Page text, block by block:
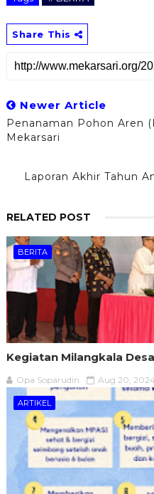
Share This
Newer Article
Penanaman Pohon Aren
Mekarsari
Laporan Akhir Tahun
RELATED POST
BERITA
Kegiatan Milangkala
Opa Soparudin Aug 20,
ARTIKEL